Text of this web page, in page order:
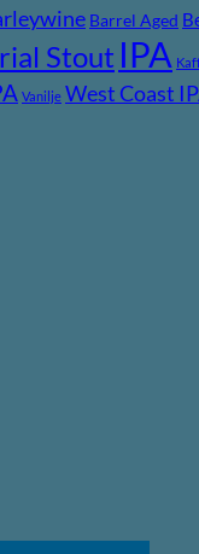
Barrel Aged
Stout IPA
Vanilje West Coast